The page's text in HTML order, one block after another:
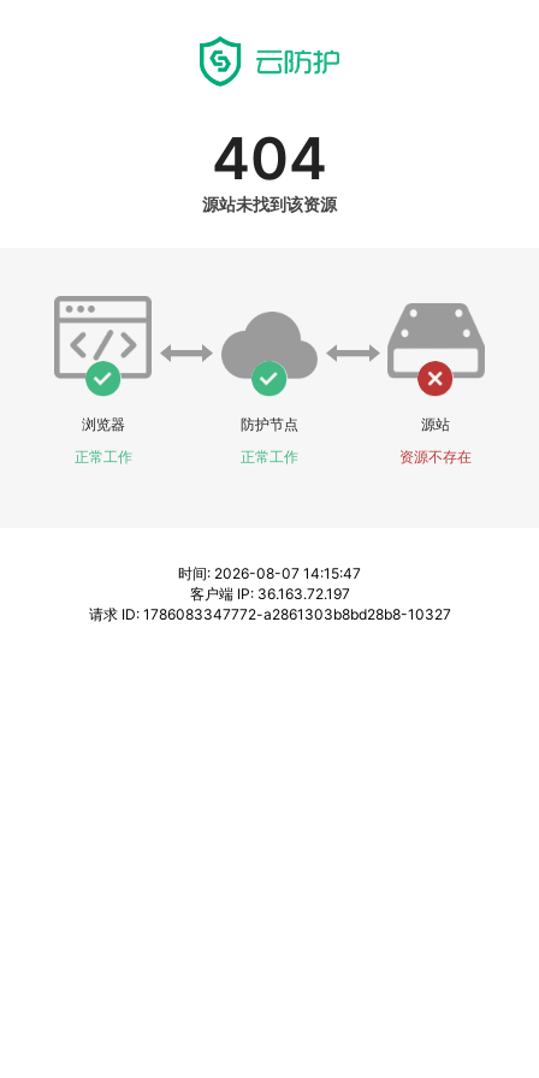
404
源站未找到该资源
浏览器
正常工作
防护节点
正常工作
源站
资源不存在
时间: 2026-08-07 14:15:47
客户端 IP: 36.163.72.197
请求 ID: 1786083347772-a2861303b8bd28b8-10327